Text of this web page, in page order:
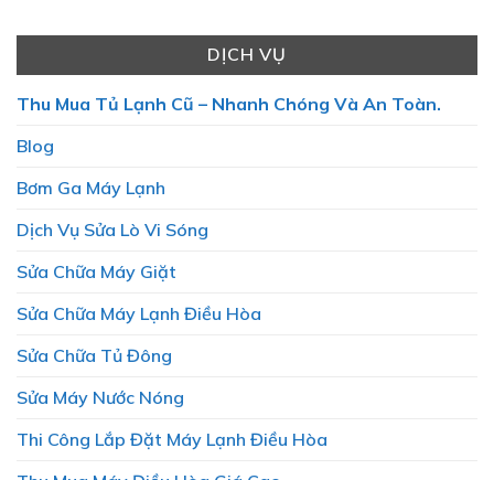
DỊCH VỤ
Thu Mua Tủ Lạnh Cũ – Nhanh Chóng Và An Toàn.
Blog
Bơm Ga Máy Lạnh
Dịch Vụ Sửa Lò Vi Sóng
Sửa Chữa Máy Giặt
Sửa Chữa Máy Lạnh Điều Hòa
Sửa Chữa Tủ Đông
Sửa Máy Nước Nóng
Thi Công Lắp Đặt Máy Lạnh Điều Hòa